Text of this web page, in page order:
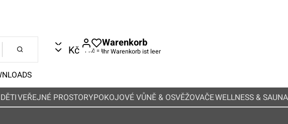
Kč
Warenkorb
Ihr Warenkorb ist leer
VEŘEJNÉ PROSTORYPOKOJOVÉ VŮNĚ & OSVĚŽOVAČEWELLNESS & SAUNA